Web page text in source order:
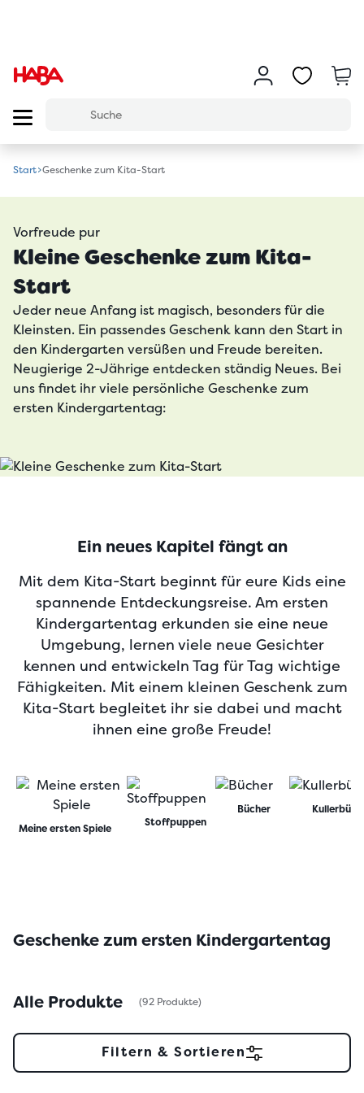
Start Geschenke zum Kita-Start
Vorfreude pur
Kleine Geschenke zum Kita-
Start
Jeder neue Anfang ist magisch, besonders für die
Kleinsten. Ein passendes Geschenk kann den Start in
den Kindergarten versüßen und Freude bereiten.
Neugierige 2-Jährige entdecken ständig Neues. Bei
uns findet ihr viele persönliche Geschenke zum
ersten Kindergartentag:
Ein neues Kapitel fängt an
Mit dem Kita-Start beginnt für eure Kids eine
spannende Entdeckungsreise. Am ersten
Kindergartentag erkunden sie eine neue
Umgebung, lernen viele neue Gesichter
kennen und entwickeln Tag für Tag wichtige
Fähigkeiten. Mit einem kleinen Geschenk zum
Kita-Start begleitet ihr sie dabei und macht
ihnen eine große Freude!
Meine ersten Spiele Stoffpuppen
Bücher Kullerbü
Geschenke zum ersten Kindergartentag
Alle Produkte (92 Produkte)
Filtern & Sortieren